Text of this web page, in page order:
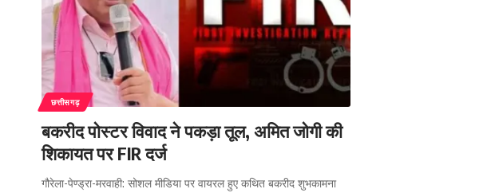
छत्तीसगढ़
बकरीद पोस्टर विवाद ने पकड़ा तूल, अमित जोगी की
शिकायत पर FIR दर्ज
गौरेला-पेण्ड्रा-मरवाही: सोशल मीडिया पर वायरल हुए कथित बकरीद शुभकामना